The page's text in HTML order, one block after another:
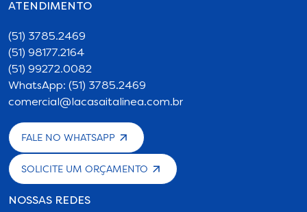
ATENDIMENTO
(51) 3785.2469
(51) 98177.2164
(51) 99272.0082
WhatsApp: (51) 3785.2469
comercial@lacasaitalinea.com.br
FALE NO WHATSAPP
SOLICITE UM ORÇAMENTO
NOSSAS REDES